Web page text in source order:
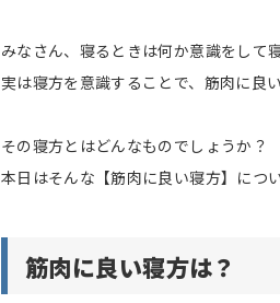
みなさん、寝るときは何か意識をして
実は寝方を意識することで、筋肉に良
その寝方とはどんなものでしょうか？
本日はそんな【筋肉に良い寝方】につ
筋肉に良い寝方は？